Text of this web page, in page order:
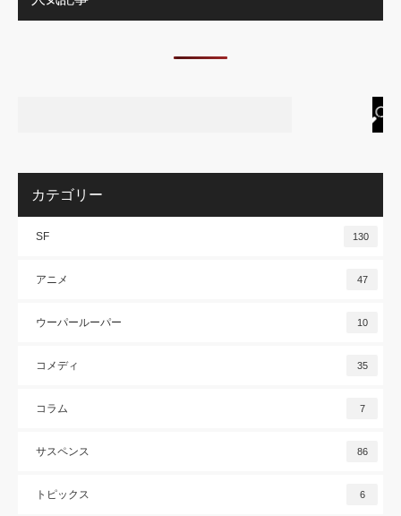
カテゴリー
SF 130
アニメ 47
ウーパールーパー 10
コメディ 35
コラム 7
サスペンス 86
トピックス 6